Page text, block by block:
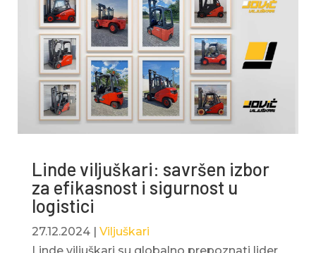
Linde viljuškari: savršen izbor
za efikasnost i sigurnost u
logistici
27.12.2024| Viljuškari